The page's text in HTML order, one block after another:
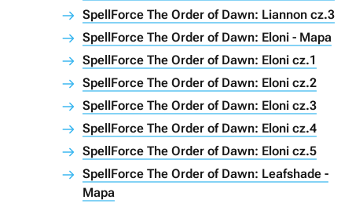
SpellForce The Order of Dawn: Liannon cz.3
SpellForce The Order of Dawn: Eloni - Mapa
SpellForce The Order of Dawn: Eloni cz.1
SpellForce The Order of Dawn: Eloni cz.2
SpellForce The Order of Dawn: Eloni cz.3
SpellForce The Order of Dawn: Eloni cz.4
SpellForce The Order of Dawn: Eloni cz.5
SpellForce The Order of Dawn: Leafshade -
Mapa